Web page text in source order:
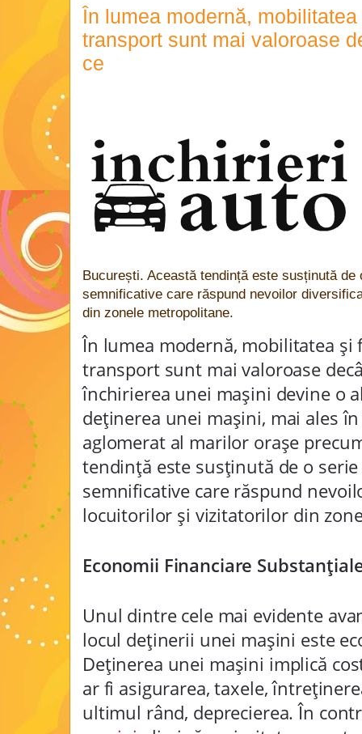
În lumea modernă,
transport sunt mai valoroase
ce
București. Această tendință este susținută de
semnificative care răspund nevoilor
din zonele metropolitane.
În lumea modernă, mobilitatea și
transport sunt mai valoroase
închirierea unei mașini devine o
deținerea unei mașini, mai ales
aglomerat al marilor orașe
tendință este susținută de o
semnificative care răspund
locuitorilor și vizitatorilor din
Economii Financiare
Unul dintre cele mai evidente
locul deținerii unei mașini este
Deținerea unei mașini implică
ar fi asigurarea, taxele,
ultimul rând, deprecierea. În